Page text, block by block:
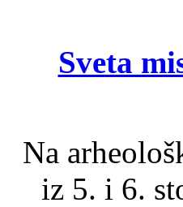
Sveta
Na
iz 5. i 6.